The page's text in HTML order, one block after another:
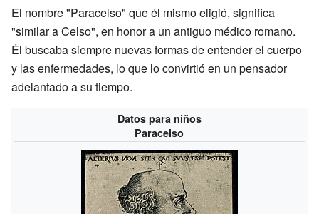
El nombre "Paracelso" que él mismo eligió, significa
"similar a Celso", en honor a un antiguo médico romano.
Él buscaba siempre nuevas formas de entender el cuerpo
y las enfermedades, lo que lo convirtió en un pensador
adelantado a su tiempo.
Datos para niños
Paracelso